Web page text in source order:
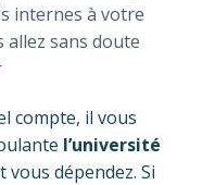
internes à votre
allez sans doute
compte, il vous
l’université
vous dépendez. Si